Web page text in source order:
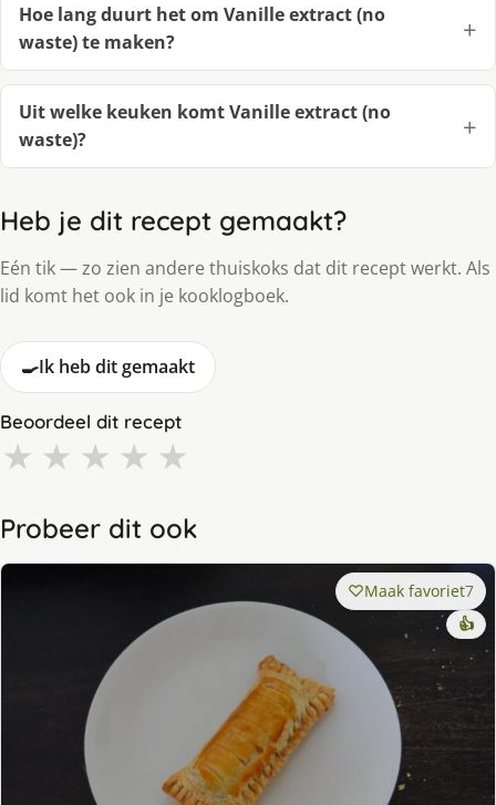
Hoe lang duurt het om Vanille extract (no
waste) te maken?
Uit welke keuken komt Vanille extract (no
waste)?
Heb je dit recept gemaakt?
Eén tik — zo zien andere thuiskoks dat dit recept werkt. Als
lid komt het ook in je kooklogboek.
🍳Ik heb dit gemaakt
Beoordeel dit recept
★ ★ ★ ★ ★
Probeer dit ook
Maak favoriet7
👍